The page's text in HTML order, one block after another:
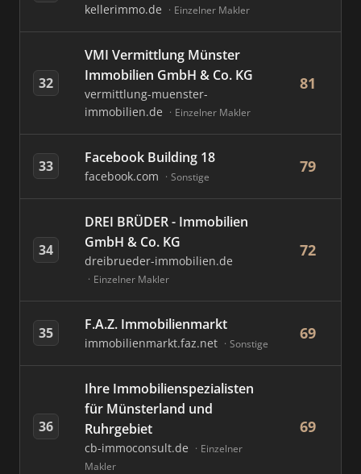
kellerimmo.de Einzelner Makler
32
VMI Vermittlung Münster
Immobilien GmbH & Co. KG
vermittlung-muenster-
immobilien.de
Einzelner Makler
81
33 Facebook Building 18
facebook.com Sonstige
79
34
DREI BRÜDER - Immobilien
GmbH & Co. KG
dreibrueder-immobilien.de
Einzelner Makler
72
35 F.A.Z. Immobilienmarkt
immobilienmarkt.faz.net Sonstige
69
36
Ihre Immobilienspezialisten
für Münsterland und
Ruhrgebiet
cb-immoconsult.de
Einzelner
Makler
69